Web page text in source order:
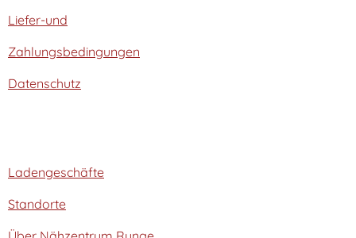
Liefer-und
Zahlungsbedingungen
Datenschutz
Ladengeschäfte
Standorte